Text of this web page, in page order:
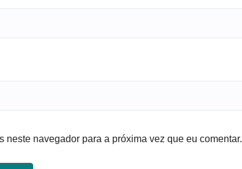
neste navegador para a próxima vez que eu comentar.